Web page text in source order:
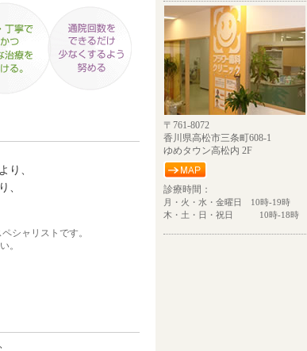
り、
、
シャリストです。
。
〒761-8072
香川県高松市三条町608-1
ゆめタウン高松内 2F
診療時間：
月・火・水・金曜日 10時-19時
木・土・日・祝日 10時-18時